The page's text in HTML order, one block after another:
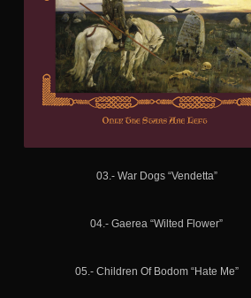
03.- War Dogs “Vendetta”
04.- Gaerea “Wilted Flower”
05.- Children Of Bodom “Hate Me”